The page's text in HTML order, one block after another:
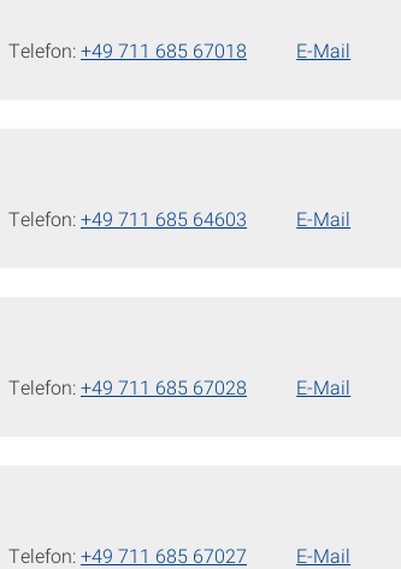
Telefon:+49 711 685 67018 E-Mail
Telefon:+49 711 685 64603 E-Mail
Telefon:+49 711 685 67028 E-Mail
Telefon:+49 711 685 67027 E-Mail